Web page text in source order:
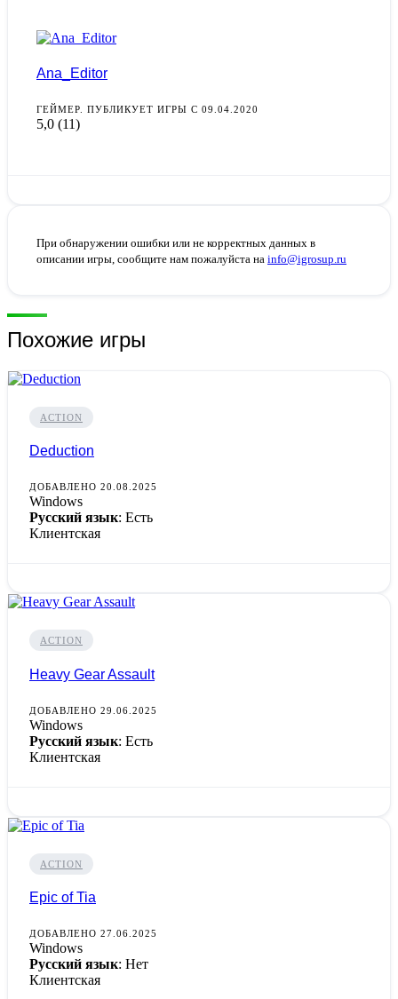
Ana_Editor
ГЕЙМЕР. ПУБЛИКУЕТ ИГРЫ С 09.04.2020
5,0 (11)
При обнаружении ошибки или не корректных данных в
описании игры, сообщите нам пожалуйста на info@igrosup.ru
Похожие игры
ACTION
Deduction
ДОБАВЛЕНО 20.08.2025
Windows
Русский язык: Есть
Клиентская
ACTION
Heavy Gear Assault
ДОБАВЛЕНО 29.06.2025
Windows
Русский язык: Есть
Клиентская
ACTION
Epic of Tia
ДОБАВЛЕНО 27.06.2025
Windows
Русский язык: Нет
Клиентская